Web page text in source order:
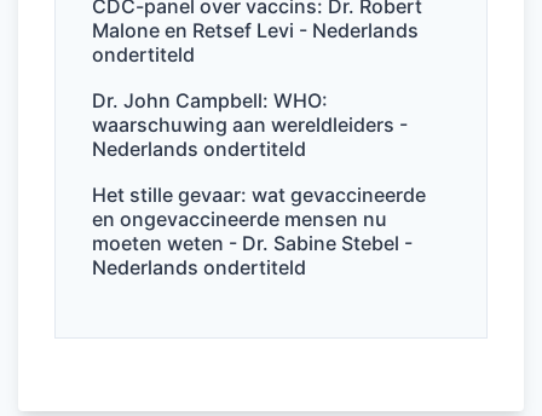
CDC-panel over vaccins: Dr. Robert
Malone en Retsef Levi - Nederlands
ondertiteld
Dr. John Campbell: WHO:
waarschuwing aan wereldleiders -
Nederlands ondertiteld
Het stille gevaar: wat gevaccineerde
en ongevaccineerde mensen nu
moeten weten - Dr. Sabine Stebel -
Nederlands ondertiteld